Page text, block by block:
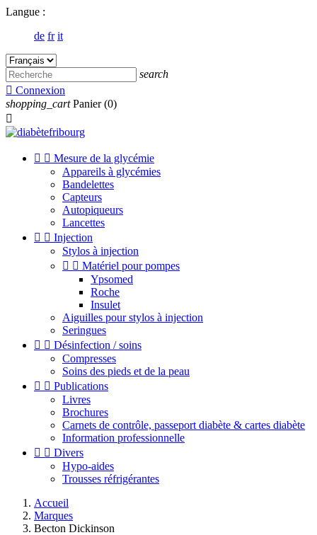
Langue :
de fr it
search
 Connexion
shopping_cart Panier (0)

  Mesure de la glycémie
Appareils à glycémies
Bandelettes
Capteurs
Autopiqueurs
Lancettes
  Injection
Stylos à injection
  Matériel pour pompes
Ypsomed
Roche
Insulet
Aiguilles pour stylos à injection
Seringues
  Désinfection / soins
Compresses
Soins des pieds et de la peau
  Publications
Livres
Brochures
Carnets de contrôle, passeport diabète & cartes diabète
Information professionnelle
  Divers
Hypo-aides
Trousses réfrigérantes
Accueil
Marques
Becton Dickinson